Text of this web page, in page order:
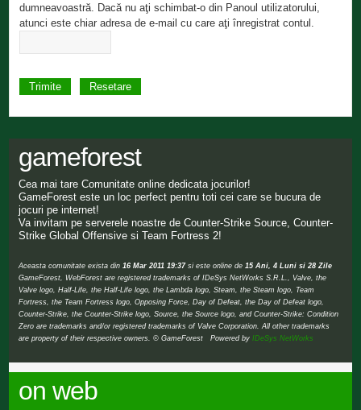
dumneavoastră. Dacă nu aţi schimbat-o din Panoul utilizatorului,
atunci este chiar adresa de e-mail cu care aţi înregistrat contul.
gameforest
Cea mai tare Comunitate online dedicata jocurilor!
GameForest este un loc perfect pentru toti cei care se bucura de
jocuri pe internet!
Va invitam pe serverele noastre de Counter-Strike Source, Counter-
Strike Global Offensive si Team Fortress 2!
Aceasta comunitate exista din 16 Mar 2011 19:37si este online de 15 Ani, 4 Luni si 28 Zile
GameForest, WebForest are registered trademarks of IDeSys NetWorks S.R.L., Valve, the
Valve logo, Half-Life, the Half-Life logo, the Lambda logo, Steam, the Steam logo, Team
Fortress, the Team Fortress logo, Opposing Force, Day of Defeat, the Day of Defeat logo,
Counter-Strike, the Counter-Strike logo, Source, the Source logo, and Counter-Strike: Condition
Zero are trademarks and/or registered trademarks of Valve Corporation. All other trademarks
are property of their respective owners. © GameForest Powered byIDeSys NetWorks
on web